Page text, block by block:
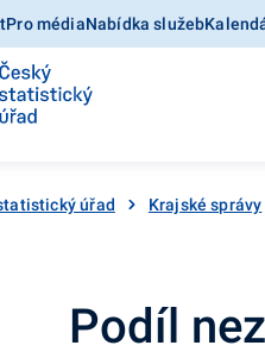
Pro médiaNabídka služeb
úřad Krajské správy
Podíl